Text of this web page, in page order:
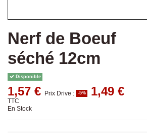
Nerf de Boeuf
séché 12cm
Disponible
1,57 € Prix Drive : -5% 1,49 €
TTC
En Stock